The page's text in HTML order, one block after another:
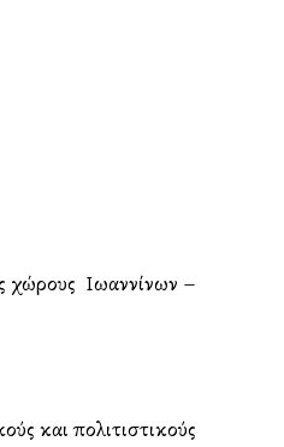
χώρους Ιωαννίνων –
και πολιτιστικούς